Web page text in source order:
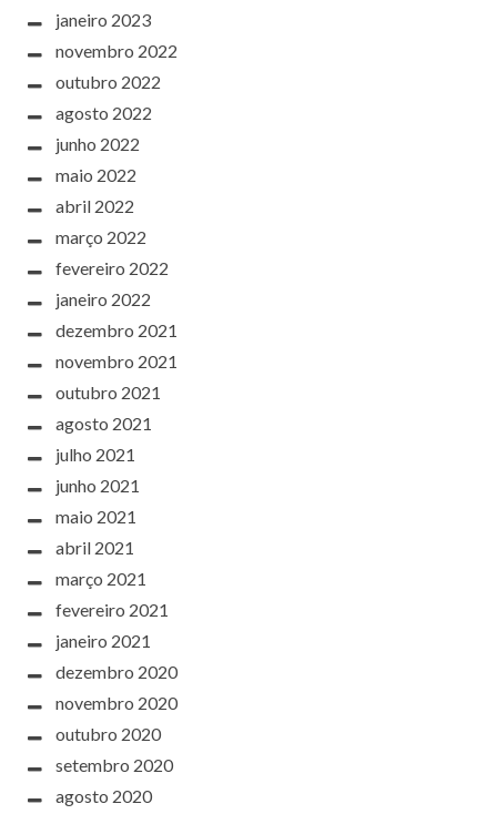
janeiro 2023
novembro 2022
outubro 2022
agosto 2022
junho 2022
maio 2022
abril 2022
março 2022
fevereiro 2022
janeiro 2022
dezembro 2021
novembro 2021
outubro 2021
agosto 2021
julho 2021
junho 2021
maio 2021
abril 2021
março 2021
fevereiro 2021
janeiro 2021
dezembro 2020
novembro 2020
outubro 2020
setembro 2020
agosto 2020